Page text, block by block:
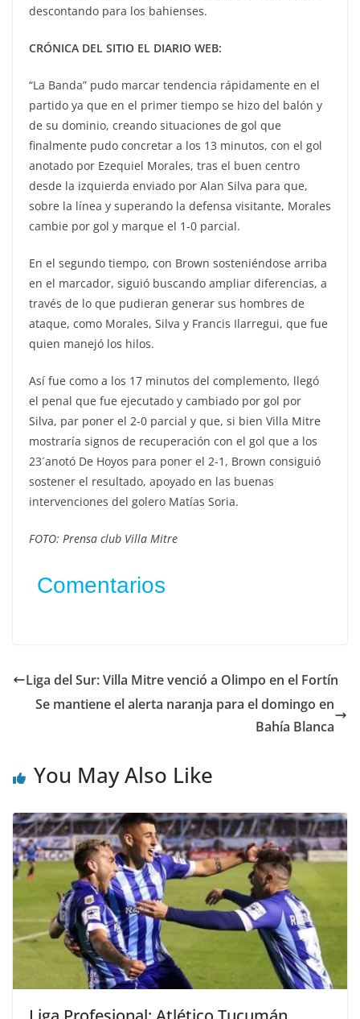
descontando para los bahienses.
CRÓNICA DEL SITIO EL DIARIO WEB:
“La Banda” pudo marcar tendencia rápidamente en el
partido ya que en el primer tiempo se hizo del balón y
de su dominio, creando situaciones de gol que
finalmente pudo concretar a los 13 minutos, con el gol
anotado por Ezequiel Morales, tras el buen centro
desde la izquierda enviado por Alan Silva para que,
sobre la línea y superando la defensa visitante, Morales
cambie por gol y marque el 1-0 parcial.
En el segundo tiempo, con Brown sosteniéndose arriba
en el marcador, siguió buscando ampliar diferencias, a
través de lo que pudieran generar sus hombres de
ataque, como Morales, Silva y Francis Ilarregui, que fue
quien manejó los hilos.
Así fue como a los 17 minutos del complemento, llegó
el penal que fue ejecutado y cambiado por gol por
Silva, par poner el 2-0 parcial y que, si bien Villa Mitre
mostraría signos de recuperación con el gol que a los
23´anotó De Hoyos para poner el 2-1, Brown consiguió
sostener el resultado, apoyado en las buenas
intervenciones del golero Matías Soria.
FOTO: Prensa club Villa Mitre
Comentarios
Liga del Sur: Villa Mitre venció a Olimpo en el Fortín
Se mantiene el alerta naranja para el domingo en
Bahía Blanca
You May Also Like